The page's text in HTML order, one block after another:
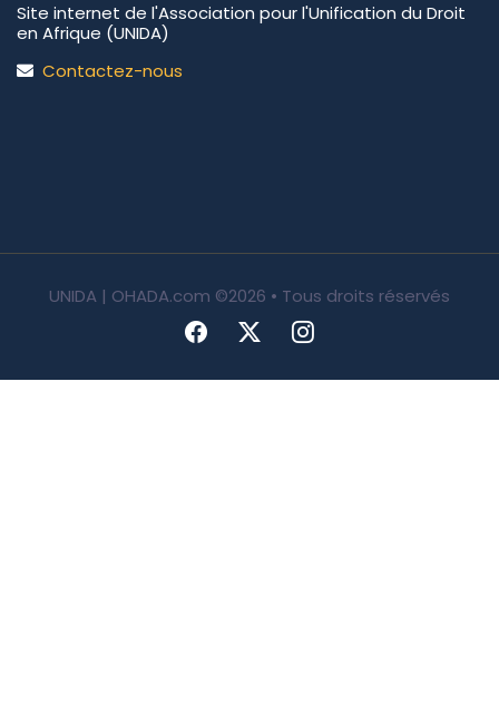
Site internet de l'Association pour l'Unification du Droit
en Afrique (UNIDA)
Contactez-nous
UNIDA | OHADA.com ©2026 • Tous droits réservés